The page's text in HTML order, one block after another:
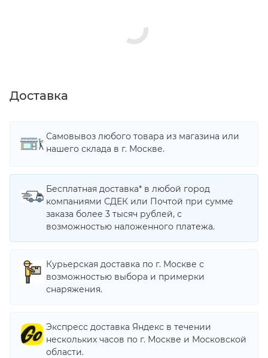
Доставка
Самовывоз любого товара из магазина или
нашего склада в г. Москве.
Бесплатная доставка* в любой город
компаниями СДЕК или Почтой при сумме
заказа более 3 тысяч рублей, с
возможностью наложенного платежа.
Курьерская доставка по г. Москве с
возможностью выбора и примерки
снаряжения.
Экспресс доставка Яндекс в течении
нескольких часов по г. Москве и Московской
области.